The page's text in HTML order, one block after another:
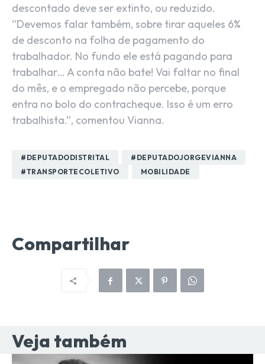
descontado deve ser extinto, ou reduzido.
“Devemos falar também, sobre tirar aqueles 6%
de desconto na folha de pagamento do
trabalhador. No fundo ele está pagando para
trabalhar… A conta não bate! Vai faltar no final
do mês, e o empregado não percebe, porque
entra no bolo do contracheque. Isso é um erro
trabalhista.”, comentou Vianna.
#DEPUTADODISTRITAL
#DEPUTADOJORGEVIANNA
#TRANSPORTECOLETIVO
MOBILIDADE
Compartilhar
Veja também